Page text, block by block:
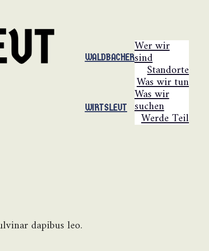
WALDBACHER
WIRTSLEUT
Wer wir
sind
Standorte
Was wir tun
Was wir
suchen
Werde Teil
dapibus leo.